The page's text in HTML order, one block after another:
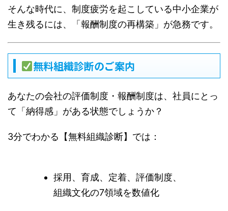
そんな時代に、制度疲労を起こしている中小企業が
生き残るには、「報酬制度の再構築」が急務です。
無料組織診断のご案内
あなたの会社の評価制度・報酬制度は、社員にとっ
て「納得感」がある状態でしょうか？
3分でわかる【無料組織診断】では：
採用、育成、定着、評価制度、
組織文化の7領域を数値化